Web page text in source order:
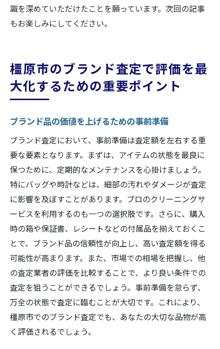
識を深めていただけたことを願っています。次回の記事
もお楽しみにしてください。
橿原市のブランド査定で評価を最
大化するための重要ポイント
ブランド品の価値を上げるための事前準備
ブランド査定において、事前準備は査定額を左右する重
要な要素となります。まずは、アイテムの状態を最良に
保つために、定期的なメンテナンスを心掛けましょう。
特にバッグや時計などは、細部の汚れやダメージが査定
に影響を及ぼすことがあります。プロのクリーニングサ
ービスを利用するのも一つの選択肢です。さらに、購入
時の箱や保証書、レシートなどの付属品を揃えておくこ
とで、ブランド品の信頼性が向上し、高い査定額を得る
可能性が高まります。また、市場での相場を把握し、他
の査定業者の評価を比較することで、より良い条件での
査定を狙うことができるでしょう。事前準備を怠らず、
万全の状態で査定に臨むことが大切です。これにより、
橿原市でのブランド査定でも、あなたの大切な品物が高
く評価されるでしょう。